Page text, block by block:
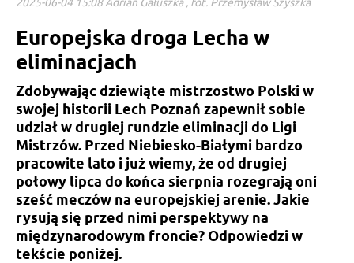
Europejska droga Lecha w
eliminacjach
Zdobywając dziewiąte mistrzostwo Polski w
swojej historii Lech Poznań zapewnił sobie
udział w drugiej rundzie eliminacji do Ligi
Mistrzów. Przed Niebiesko-Białymi bardzo
pracowite lato i już wiemy, że od drugiej
połowy lipca do końca sierpnia rozegrają oni
sześć meczów na europejskiej arenie. Jakie
rysują się przed nimi perspektywy na
międzynarodowym froncie? Odpowiedzi w
tekście poniżej.